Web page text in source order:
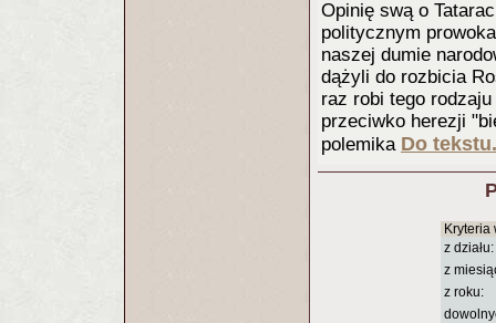
Opinię swą o
politycznym
naszej dumie
dążyli do rozbicia
raz robi tego
przeciwko herezji
polemika Do
Kryteria
z działu:
z
z roku: